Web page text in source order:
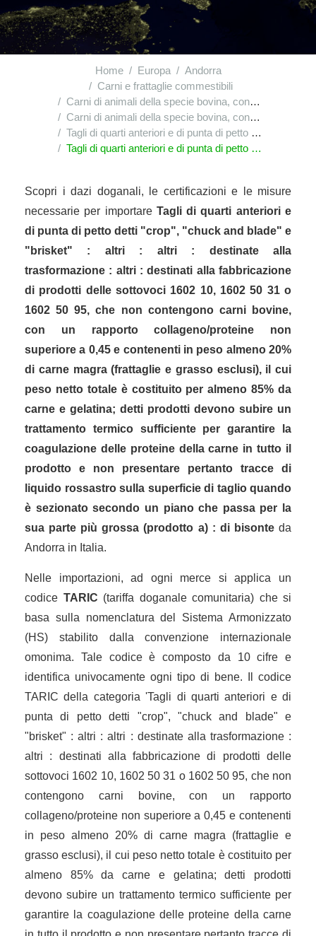
Home Europa
Andorra
Carni e frattaglie commestibili
Carni di animali della specie bovina, congelate
Carni di animali della specie bovina, congelate : disossate
Tagli di quarti anteriori e di punta di petto detti "crop", "chuck and blade" e "brisket"
Tagli di quarti anteriori e di punta di petto detti "crop", "chuck and blade" e "brisket" : altri : altri : destinate alla trasformazione : altri : destinati alla fabbricazione di prodotti delle sottovoci 1602 10, 1602 50 31 o 1602 50 95, che non contengono carni bovine, con un rapporto collageno/proteine non superiore a 0,45 e contenenti in peso almeno 20% di carne magra (frattaglie e grasso esclusi), il cui peso netto totale è costituito per almeno 85% da carne e gelatina; detti prodotti devono subire un trattamento termico sufficiente per garantire la coagulazione delle proteine della carne in tutto il prodotto e non presentare pertanto tracce di liquido rossastro sulla superficie di taglio quando è sezionato secondo un piano che passa per la sua parte più grossa (prodotto a) : di bisonte
Scopri i dazi doganali, le certificazioni e le misure
necessarie per importare Tagli di quarti anteriori e
di punta di petto detti "crop", "chuck and blade" e
"brisket" : altri : altri : destinate alla
trasformazione : altri : destinati alla fabbricazione
di prodotti delle sottovoci 1602 10, 1602 50 31 o
1602 50 95, che non contengono carni bovine,
con un rapporto collageno/proteine non
superiore a 0,45 e contenenti in peso almeno 20%
di carne magra (frattaglie e grasso esclusi), il cui
peso netto totale è costituito per almeno 85% da
carne e gelatina; detti prodotti devono subire un
trattamento termico sufficiente per garantire la
coagulazione delle proteine della carne in tutto il
prodotto e non presentare pertanto tracce di
liquido rossastro sulla superficie di taglio quando
è sezionato secondo un piano che passa per la
sua parte più grossa (prodotto a) : di bisonteda
Andorra in Italia.
Nelle importazioni, ad ogni merce si applica un
codice TARIC (tariffa doganale comunitaria) che si
basa sulla nomenclatura del Sistema Armonizzato
(HS) stabilito dalla convenzione internazionale
omonima. Tale codice è composto da 10 cifre e
identifica univocamente ogni tipo di bene. Il codice
TARIC della categoria 'Tagli di quarti anteriori e di
punta di petto detti "crop", "chuck and blade" e
"brisket" : altri : altri : destinate alla trasformazione :
altri : destinati alla fabbricazione di prodotti delle
sottovoci 1602 10, 1602 50 31 o 1602 50 95, che non
contengono carni bovine, con un rapporto
collageno/proteine non superiore a 0,45 e contenenti
in peso almeno 20% di carne magra (frattaglie e
grasso esclusi), il cui peso netto totale è costituito per
almeno 85% da carne e gelatina; detti prodotti
devono subire un trattamento termico sufficiente per
garantire la coagulazione delle proteine della carne